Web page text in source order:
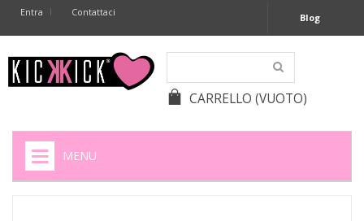
Entra Contattaci Blog
CARRELLO (VUOTO)
MENU